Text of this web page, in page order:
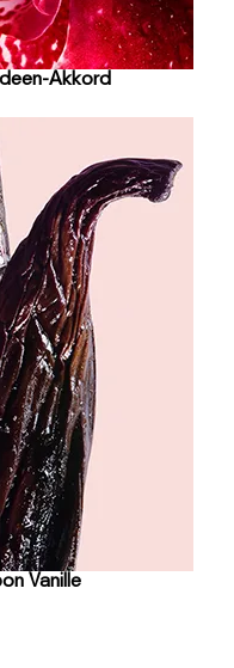
Akkord
Vanille